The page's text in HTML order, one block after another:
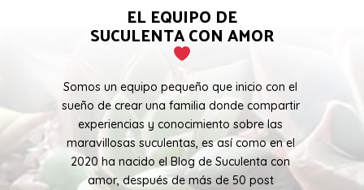
EL EQUIPO DE
SUCULENTA CON AMOR
Somos un equipo pequeño que inicio con el
sueño de crear una familia donde compartir
experiencias y conocimiento sobre las
maravillosas suculentas, es así como en el
2020 ha nacido el Blog de Suculenta con
amor, después de más de 50 post